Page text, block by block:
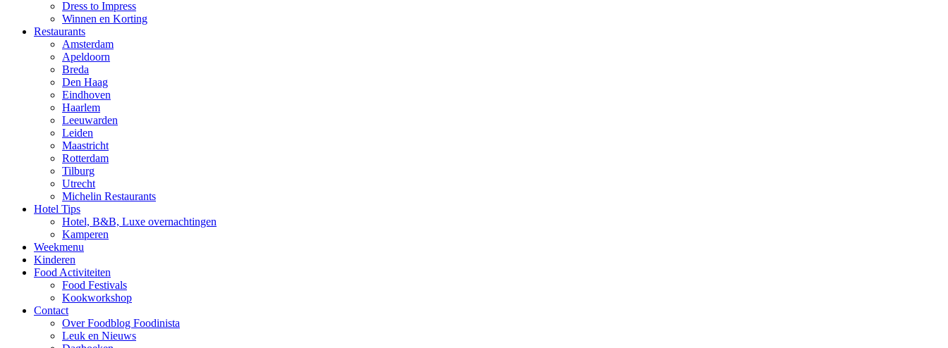
Dress to Impress
Winnen en Korting
Restaurants
Amsterdam
Apeldoorn
Breda
Den Haag
Eindhoven
Haarlem
Leeuwarden
Leiden
Maastricht
Rotterdam
Tilburg
Utrecht
Michelin Restaurants
Hotel Tips
Hotel, B&B, Luxe overnachtingen
Kamperen
Weekmenu
Kinderen
Food Activiteiten
Food Festivals
Kookworkshop
Contact
Over Foodblog Foodinista
Leuk en Nieuws